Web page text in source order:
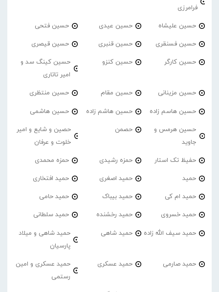
فرامرزی
حسین علیشاه حسین عیدی حسین فتحی
حسین فسنقری حسین قنبری حسین قیصری
حسین کارگر حسین کنزو
حسین کینگ سد و
امیر تاتاری
حسین مزینانی حسین مقام حسین منتظری
حسین هاسم زاده حسین هاشم زاده حسین هاشمی
حسین هرمس و
جاوید
حصمن
حصین و شایع و امیر
خلوت و عرفان
حفیظ تک استار حمزه رشیدی حمزه محمدی
حمید حمید اصغری حمید افتخاری
حمید ام کی حمید بیباک حمید حامی
حمید خسروی حمید رخشنده حمید سلطانی
حمید سیف الله زاده حمید شاهی
حمید شاهی و میلاد
پارسیان
حمید صارمی حمید عسکری
حمید عسکری و امین
رستمی